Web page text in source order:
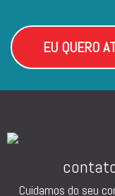
EU QUERO
Cuidamos do seu